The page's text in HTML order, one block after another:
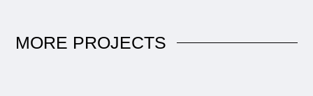
MORE PROJECTS